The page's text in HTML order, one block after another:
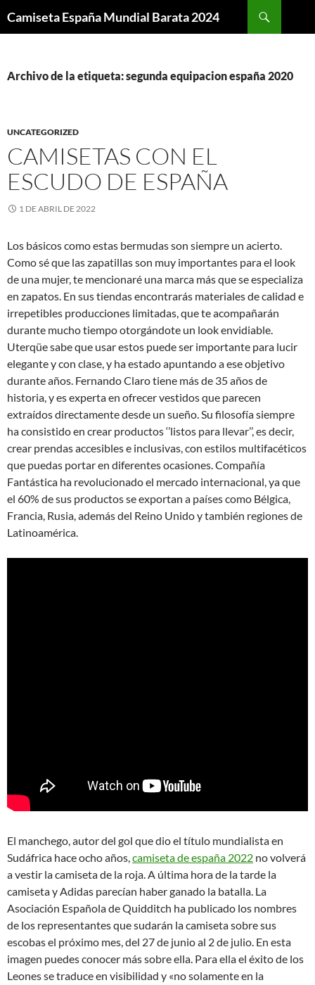
Camiseta España Mundial Barata 2024
Archivo de la etiqueta: segunda equipacion españa 2020
UNCATEGORIZED
CAMISETAS CON EL
ESCUDO DE ESPAÑA
1 DE ABRIL DE 2022
Los básicos como estas bermudas son siempre un acierto.
Como sé que las zapatillas son muy importantes para el look
de una mujer, te mencionaré una marca más que se especializa
en zapatos. En sus tiendas encontrarás materiales de calidad e
irrepetibles producciones limitadas, que te acompañarán
durante mucho tiempo otorgándote un look envidiable.
Uterqüe sabe que usar estos puede ser importante para lucir
elegante y con clase, y ha estado apuntando a ese objetivo
durante años. Fernando Claro tiene más de 35 años de
historia, y es experta en ofrecer vestidos que parecen
extraídos directamente desde un sueño. Su filosofía siempre
ha consistido en crear productos ‘’listos para llevar’’, es decir,
crear prendas accesibles e inclusivas, con estilos multifacéticos
que puedas portar en diferentes ocasiones. Compañía
Fantástica ha revolucionado el mercado internacional, ya que
el 60% de sus productos se exportan a países como Bélgica,
Francia, Rusia, además del Reino Unido y también regiones de
Latinoamérica.
El manchego, autor del gol que dio el título mundialista en
Sudáfrica hace ocho años,camiseta de españa 2022 no volverá
a vestir la camiseta de la roja. A última hora de la tarde la
camiseta y Adidas parecían haber ganado la batalla. La
Asociación Española de Quidditch ha publicado los nombres
de los representantes que sudarán la camiseta sobre sus
escobas el próximo mes, del 27 de junio al 2 de julio. En esta
imagen puedes conocer más sobre ella. Para ella el éxito de los
Leones se traduce en visibilidad y «no solamente en la